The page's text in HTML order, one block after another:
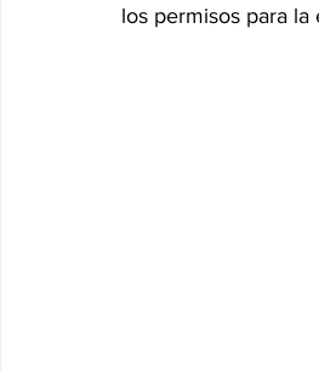
los permisos para